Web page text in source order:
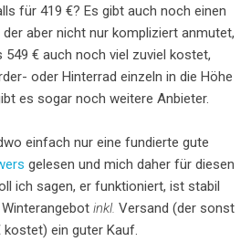
für 419 €? Es gibt auch noch einen
der aber nicht nur kompliziert anmutet,
€ auch noch viel zuviel kostet,
oder Hinterrad einzeln in die Höhe
es sogar noch weitere Anbieter.
einfach nur eine fundierte gute
gelesen und mich daher für diesen
ich sagen, er funktioniert, ist stabil
inkl. Versand (der sonst
ein guter Kauf.